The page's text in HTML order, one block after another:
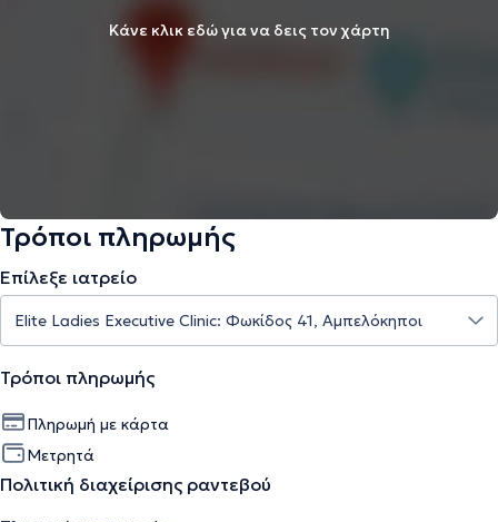
Κάνε κλικ εδώ για να δεις τον χάρτη
Τρόποι πληρωμής
Επίλεξε ιατρείο
Τρόποι πληρωμής
Πληρωμή με κάρτα
Μετρητά
Πολιτική διαχείρισης ραντεβού